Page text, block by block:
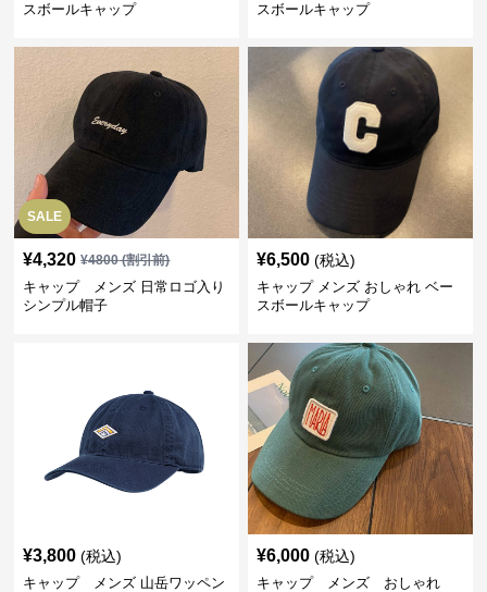
スボールキャップ
スボールキャップ
SALE
¥4,320 ¥4800(割引前)
キャップ メンズ 日常ロゴ入り
シンプル帽子
¥6,500 (税込)
キャップ メンズ おしゃれ ベー
スボールキャップ
¥3,800 (税込)
キャップ メンズ 山岳ワッペン
¥6,000 (税込)
キャップ メンズ おしゃれ